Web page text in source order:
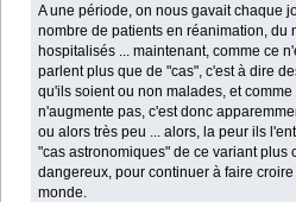
A une période, on nous gavait chaque
nombre de patients en réanimation, du
hospitalisés ... maintenant, comme ce
parlent plus que de "cas", c'est à dire
qu'ils soient ou non malades, et
n'augmente pas, c'est donc
ou alors très peu ... alors, la peur ils
"cas astronomiques" de ce variant plus
dangereux, pour continuer à faire
monde.